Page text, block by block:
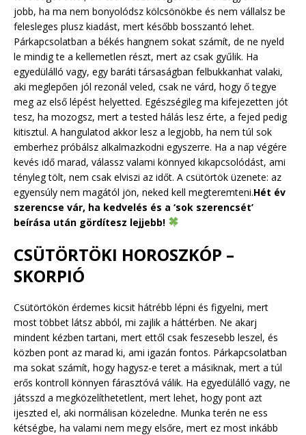
jobb, ha ma nem bonyolódsz kölcsönökbe és nem vállalsz be
felesleges plusz kiadást, mert később bosszantó lehet.
Párkapcsolatban a békés hangnem sokat számít, de ne nyeld
le mindig te a kellemetlen részt, mert az csak gyűlik. Ha
egyedülálló vagy, egy baráti társaságban felbukkanhat valaki,
aki meglepően jól rezonál veled, csak ne várd, hogy ő tegye
meg az első lépést helyetted. Egészségileg ma kifejezetten jót
tesz, ha mozogsz, mert a tested hálás lesz érte, a fejed pedig
kitisztul. A hangulatod akkor lesz a legjobb, ha nem túl sok
emberhez próbálsz alkalmazkodni egyszerre. Ha a nap végére
kevés idő marad, válassz valami könnyed kikapcsolódást, ami
tényleg tölt, nem csak elviszi az időt. A csütörtök üzenete: az
egyensúly nem magától jön, neked kell megteremteni.Hét év
szerencse vár, ha kedvelés és a ‘sok szerencsét’
beírása után gördítesz lejjebb!
CSÜTÖRTÖKI HOROSZKÓP –
SKORPIÓ
Csütörtökön érdemes kicsit hátrébb lépni és figyelni, mert
most többet látsz abból, mi zajlik a háttérben. Ne akarj
mindent kézben tartani, mert ettől csak feszesebb leszel, és
közben pont az marad ki, ami igazán fontos. Párkapcsolatban
ma sokat számít, hogy hagysz-e teret a másiknak, mert a túl
erős kontroll könnyen fárasztóvá válik. Ha egyedülálló vagy, ne
játsszd a megközelíthetetlent, mert lehet, hogy pont azt
ijeszted el, aki normálisan közeledne. Munka terén ne ess
kétségbe, ha valami nem megy elsőre, mert ez most inkább